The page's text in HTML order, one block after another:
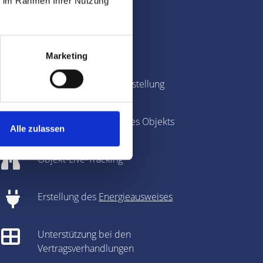
Marketing
Alle zulassen
Region
Fotografie & Exposé-Erstellung
360-Grad-Panorama des Objekts
Objekt-Live-Tracking
Erstellung des Energieausweises
Unterstützung bei den
Vertragsverhandlungen